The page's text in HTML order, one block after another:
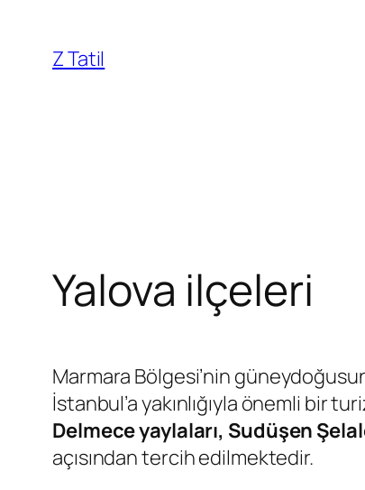
Z Tatil
Yalova ilçeleri
Marmara Bölgesi’nin
İstanbul’a yakınlığıyla önemli bir
Delmece yaylaları, Sudüşen
açısından tercih edilmektedir.